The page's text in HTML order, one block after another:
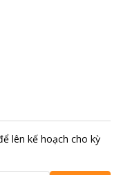
lên kế hoạch cho kỳ